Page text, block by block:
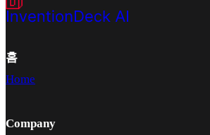
홈
Home
Company